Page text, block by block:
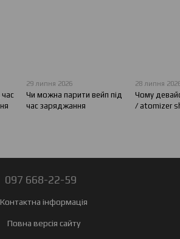
час
29 липня 2026
Чи можна парити вейп під
час заряджання
28 липня
Чому
/ atomizer
097 668-22-59
Контактна інформація
Повна версія сайту